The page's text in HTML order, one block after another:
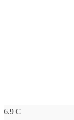
6.9 C